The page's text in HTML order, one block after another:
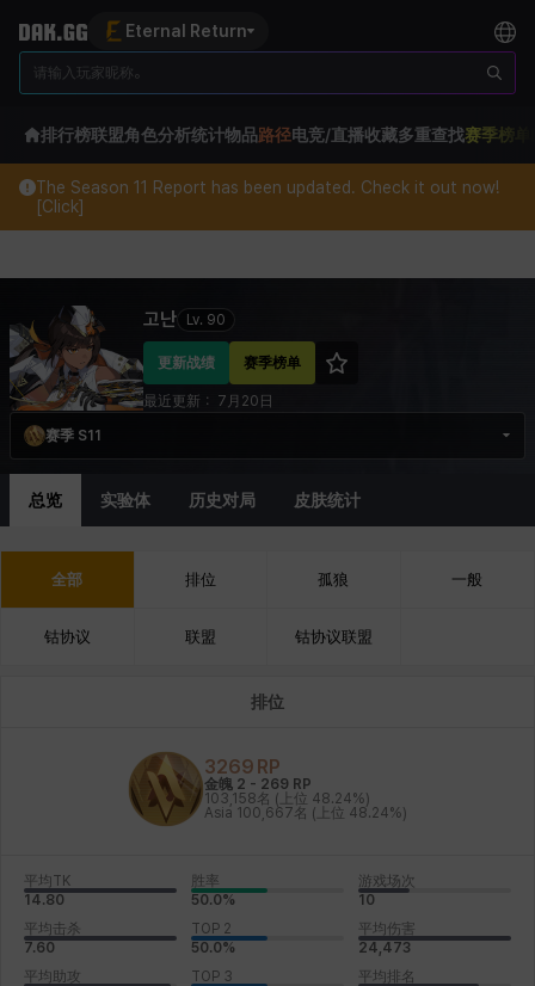
Eternal Return
排行榜联盟角色分析统计物品路径电竞/直播收藏多重查找赛季榜单
The Season 11 Report has been updated. Check it out now!
[Click]
고난
Lv. 90
更新战绩 赛季榜单
最近更新： 7月20日
赛季 S11
总览 实验体 历史对局 皮肤统计
全部 排位 孤狼 一般
钴协议 联盟 钴协议联盟
排位
3269 RP
金魄 2 - 269 RP
103,158名 (上位 48.24%)
Asia 100,667名 (上位 48.24%)
平均TK
14.80
胜率
50.0%
游戏场次
10
平均击杀
7.60
TOP 2
50.0%
平均伤害
24,473
平均助攻
TOP 3
平均排名